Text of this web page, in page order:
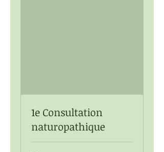
1e Consultation
naturopathique